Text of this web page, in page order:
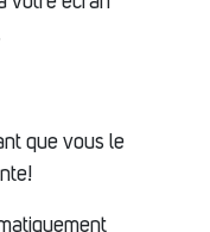
que vous le